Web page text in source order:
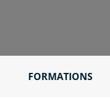
FORMATIONS